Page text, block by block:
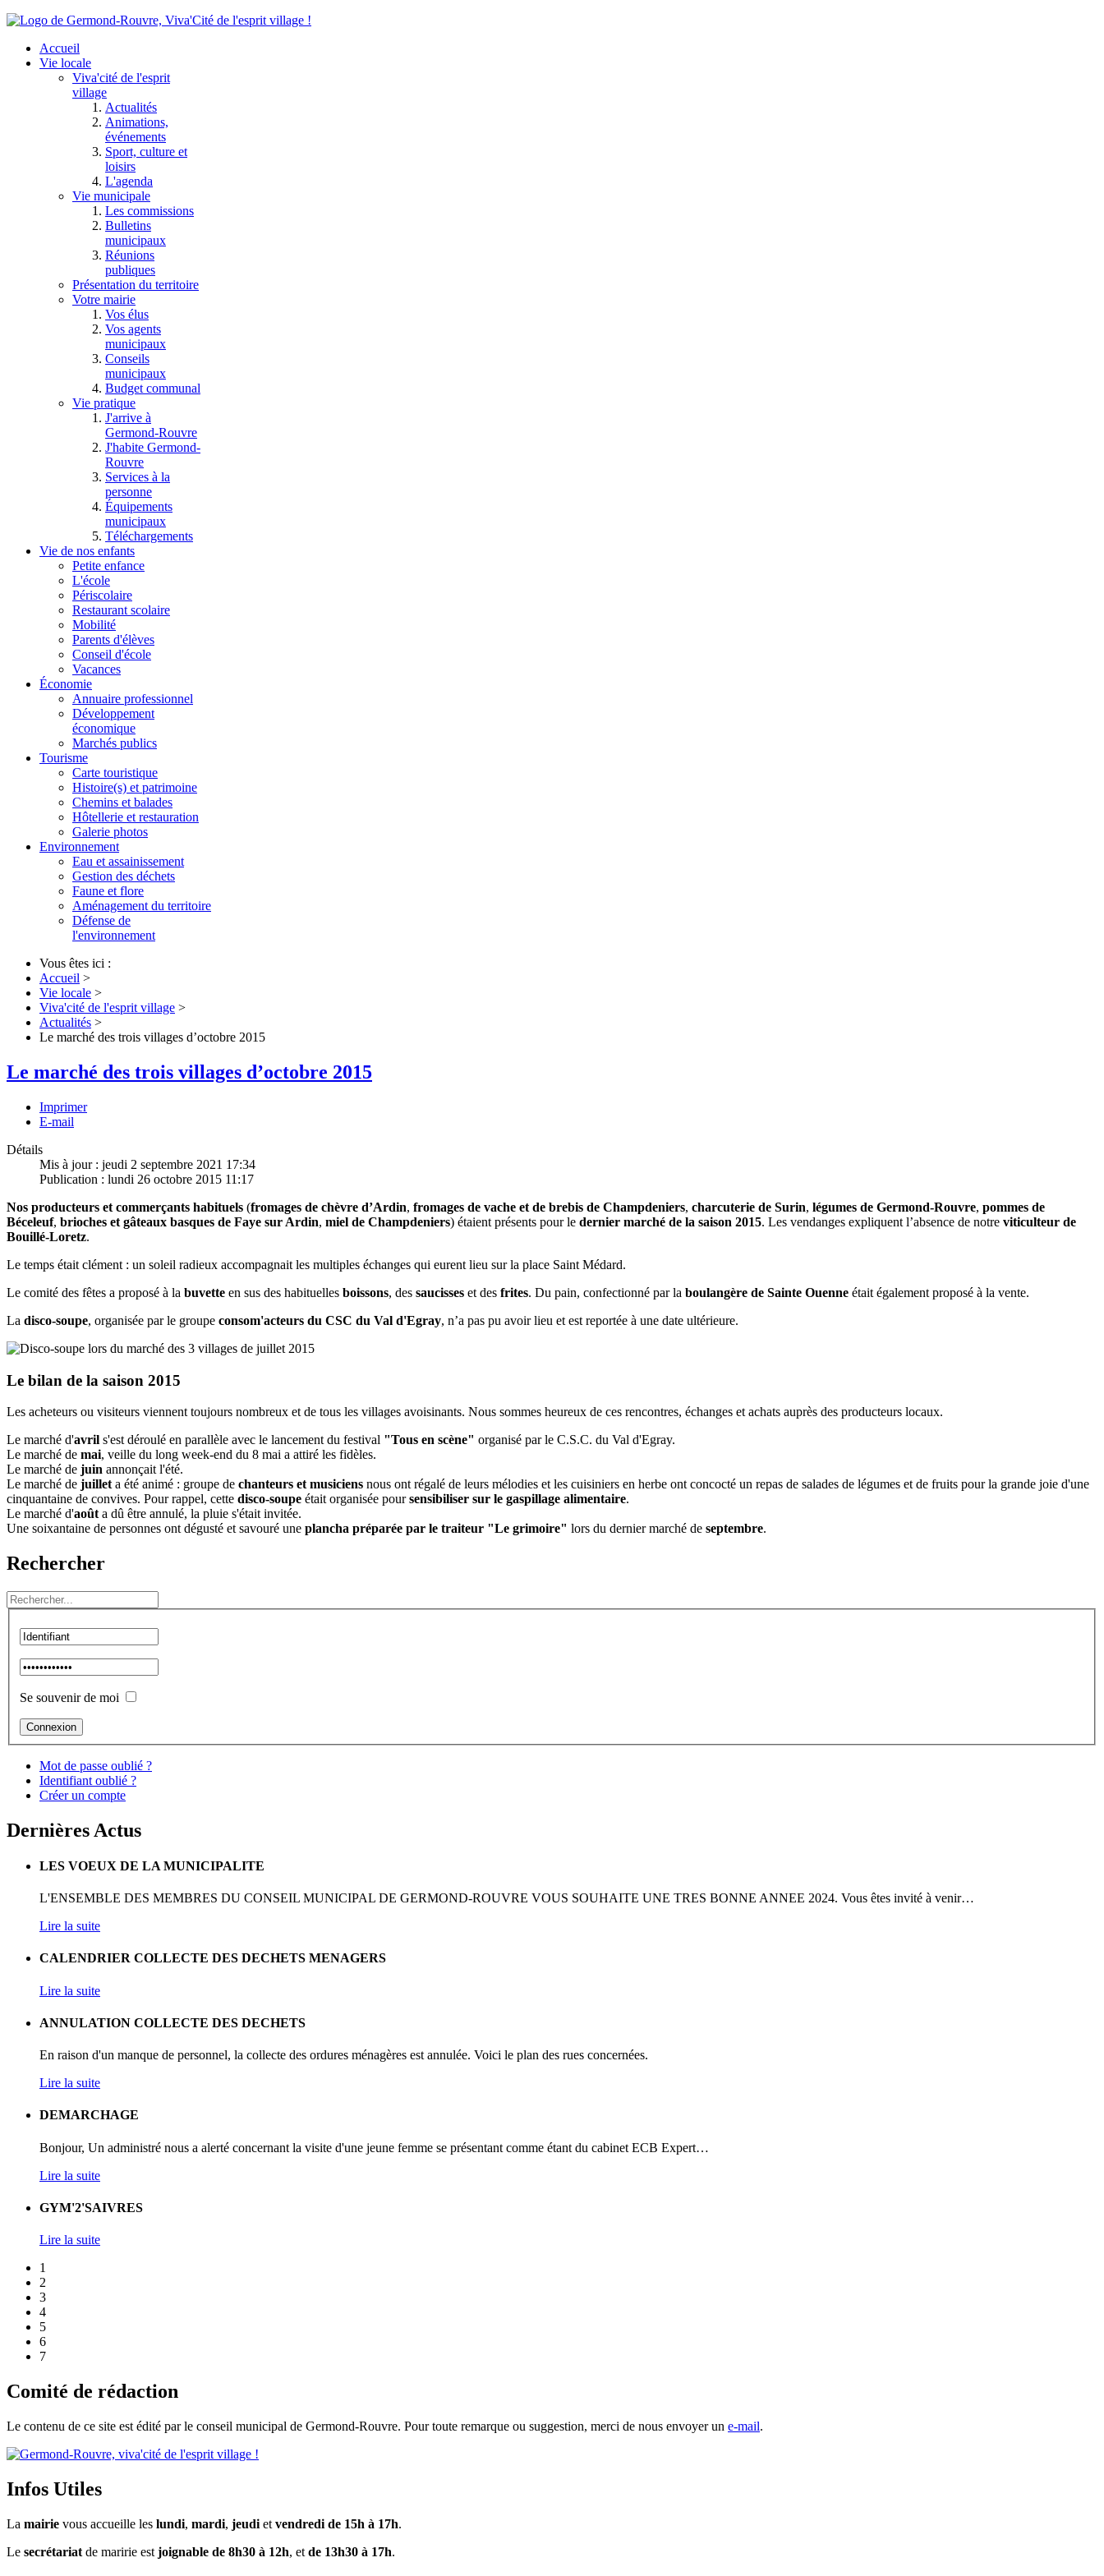
Accueil
Vie locale
Viva'cité de l'esprit
village
Actualités
Animations,
événements
Sport, culture et
loisirs
L'agenda
Vie municipale
Les commissions
Bulletins
municipaux
Réunions
publiques
Présentation du territoire
Votre mairie
Vos élus
Vos agents
municipaux
Conseils
municipaux
Budget communal
Vie pratique
J'arrive à
Germond-Rouvre
J'habite Germond-
Rouvre
Services à la
personne
Équipements
municipaux
Téléchargements
Vie de nos enfants
Petite enfance
L'école
Périscolaire
Restaurant scolaire
Mobilité
Parents d'élèves
Conseil d'école
Vacances
Économie
Annuaire professionnel
Développement
économique
Marchés publics
Tourisme
Carte touristique
Histoire(s) et patrimoine
Chemins et balades
Hôtellerie et restauration
Galerie photos
Environnement
Eau et assainissement
Gestion des déchets
Faune et flore
Aménagement du territoire
Défense de
l'environnement
Vous êtes ici :
Accueil >
Vie locale >
Viva'cité de l'esprit village >
Actualités >
Le marché des trois villages d’octobre 2015
Le marché des trois villages d’octobre 2015
Imprimer
E-mail
Détails
Mis à jour : jeudi 2 septembre 2021 17:34
Publication : lundi 26 octobre 2015 11:17
Nos producteurs et commerçants habituels (fromages de chèvre d’Ardin, fromages de vache et de brebis de Champdeniers, charcuterie de Surin, légumes de Germond-Rouvre, pommes de
Béceleuf, brioches et gâteaux basques de Faye sur Ardin, miel de Champdeniers) étaient présents pour le dernier marché de la saison 2015. Les vendanges expliquent l’absence de notre viticulteur de
Bouillé-Loretz.
Le temps était clément : un soleil radieux accompagnait les multiples échanges qui eurent lieu sur la place Saint Médard.
Le comité des fêtes a proposé à la buvette en sus des habituelles boissons, des saucisses et des frites. Du pain, confectionné par la boulangère de Sainte Ouenne était également proposé à la vente.
La disco-soupe, organisée par le groupe consom'acteurs du CSC du Val d'Egray, n’a pas pu avoir lieu et est reportée à une date ultérieure.
Le bilan de la saison 2015
Les acheteurs ou visiteurs viennent toujours nombreux et de tous les villages avoisinants. Nous sommes heureux de ces rencontres, échanges et achats auprès des producteurs locaux.
Le marché d'avril s'est déroulé en parallèle avec le lancement du festival "Tous en scène" organisé par le C.S.C. du Val d'Egray.
Le marché de mai, veille du long week-end du 8 mai a attiré les fidèles.
Le marché de juin annonçait l'été.
Le marché de juillet a été animé : groupe de chanteurs et musiciens nous ont régalé de leurs mélodies et les cuisiniers en herbe ont concocté un repas de salades de légumes et de fruits pour la grande joie d'une
cinquantaine de convives. Pour rappel, cette disco-soupe était organisée poursensibiliser sur le gaspillage alimentaire.
Le marché d'août a dû être annulé, la pluie s'était invitée.
Une soixantaine de personnes ont dégusté et savouré une plancha préparée par le traiteur "Le grimoire" lors du dernier marché de septembre.
Rechercher
Se souvenir de moi
Mot de passe oublié ?
Identifiant oublié ?
Créer un compte
Dernières Actus
LES VOEUX DE LA MUNICIPALITE
L'ENSEMBLE DES MEMBRES DU CONSEIL MUNICIPAL DE GERMOND-ROUVRE VOUS SOUHAITE UNE TRES BONNE ANNEE 2024. Vous êtes invité à venir…
Lire la suite
CALENDRIER COLLECTE DES DECHETS MENAGERS
Lire la suite
ANNULATION COLLECTE DES DECHETS
En raison d'un manque de personnel, la collecte des ordures ménagères est annulée. Voici le plan des rues concernées.
Lire la suite
DEMARCHAGE
Bonjour, Un administré nous a alerté concernant la visite d'une jeune femme se présentant comme étant du cabinet ECB Expert…
Lire la suite
GYM'2'SAIVRES
Lire la suite
1
2
3
4
5
6
7
Comité de rédaction
Le contenu de ce site est édité par le conseil municipal de Germond-Rouvre. Pour toute remarque ou suggestion, merci de nous envoyer un e-mail.
Infos Utiles
La mairie vous accueille les lundi, mardi, jeudi et vendredi de 15h à 17h.
Le secrétariat de maririe est joignable de 8h30 à 12h, et de 13h30 à 17h.